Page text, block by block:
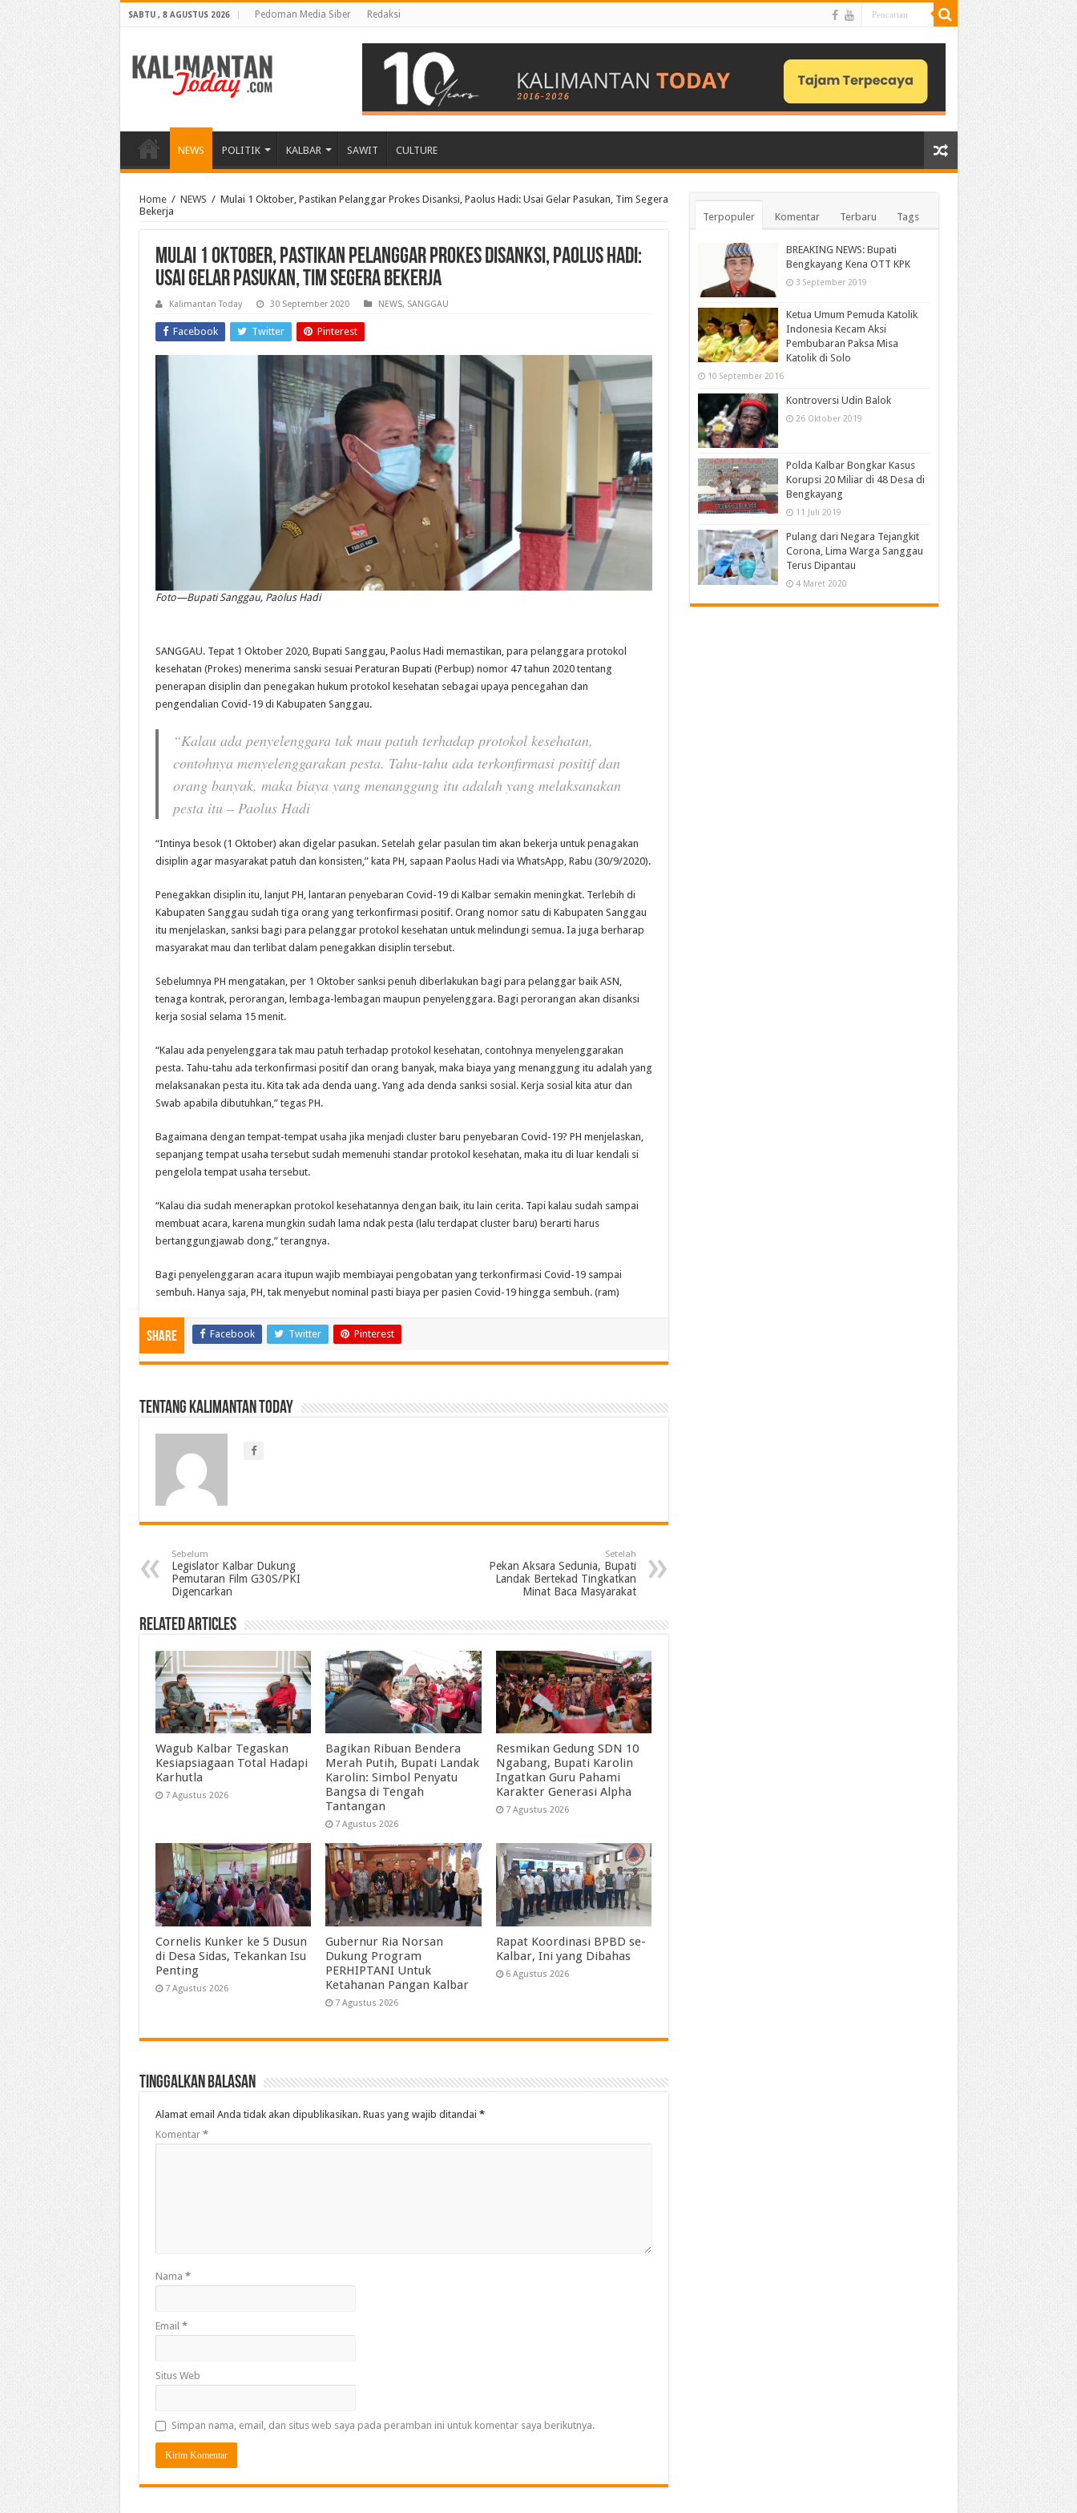
SABTU , 8 AGUSTUS 2026 Pedoman Media Siber Redaksi
NEWS POLITIK KALBAR SAWIT CULTURE
Home / NEWS / Mulai 1 Oktober, Pastikan Pelanggar Prokes Disanksi, Paolus Hadi: Usai Gelar Pasukan, Tim Segera
Bekerja
Mulai 1 Oktober, Pastikan Pelanggar Prokes Disanksi, Paolus Hadi:
Usai Gelar Pasukan, Tim Segera Bekerja
Kalimantan Today 30 September 2020 NEWS, SANGGAU
Facebook Twitter Pinterest
Foto—Bupati Sanggau, Paolus Hadi
SANGGAU. Tepat 1 Oktober 2020, Bupati Sanggau, Paolus Hadi memastikan, para pelanggara protokol
kesehatan (Prokes) menerima sanski sesuai Peraturan Bupati (Perbup) nomor 47 tahun 2020 tentang
penerapan disiplin dan penegakan hukum protokol kesehatan sebagai upaya pencegahan dan
pengendalian Covid-19 di Kabupaten Sanggau.
“Kalau ada penyelenggara tak mau patuh terhadap protokol kesehatan,
contohnya menyelenggarakan pesta. Tahu-tahu ada terkonfirmasi positif dan
orang banyak, maka biaya yang menanggung itu adalah yang melaksanakan
pesta itu – Paolus Hadi
“Intinya besok (1 Oktober) akan digelar pasukan. Setelah gelar pasulan tim akan bekerja untuk penagakan
disiplin agar masyarakat patuh dan konsisten,” kata PH, sapaan Paolus Hadi via WhatsApp, Rabu (30/9/2020).
Penegakkan disiplin itu, lanjut PH, lantaran penyebaran Covid-19 di Kalbar semakin meningkat. Terlebih di
Kabupaten Sanggau sudah tiga orang yang terkonfirmasi positif. Orang nomor satu di Kabupaten Sanggau
itu menjelaskan, sanksi bagi para pelanggar protokol kesehatan untuk melindungi semua. Ia juga berharap
masyarakat mau dan terlibat dalam penegakkan disiplin tersebut.
Sebelumnya PH mengatakan, per 1 Oktober sanksi penuh diberlakukan bagi para pelanggar baik ASN,
tenaga kontrak, perorangan, lembaga-lembagan maupun penyelenggara. Bagi perorangan akan disanksi
kerja sosial selama 15 menit.
“Kalau ada penyelenggara tak mau patuh terhadap protokol kesehatan, contohnya menyelenggarakan
pesta. Tahu-tahu ada terkonfirmasi positif dan orang banyak, maka biaya yang menanggung itu adalah yang
melaksanakan pesta itu. Kita tak ada denda uang. Yang ada denda sanksi sosial. Kerja sosial kita atur dan
Swab apabila dibutuhkan,” tegas PH.
Bagaimana dengan tempat-tempat usaha jika menjadi cluster baru penyebaran Covid-19? PH menjelaskan,
sepanjang tempat usaha tersebut sudah memenuhi standar protokol kesehatan, maka itu di luar kendali si
pengelola tempat usaha tersebut.
“Kalau dia sudah menerapkan protokol kesehatannya dengan baik, itu lain cerita. Tapi kalau sudah sampai
membuat acara, karena mungkin sudah lama ndak pesta (lalu terdapat cluster baru) berarti harus
bertanggungjawab dong,” terangnya.
Bagi penyelenggaran acara itupun wajib membiayai pengobatan yang terkonfirmasi Covid-19 sampai
sembuh. Hanya saja, PH, tak menyebut nominal pasti biaya per pasien Covid-19 hingga sembuh. (ram)
Share Facebook Twitter Pinterest
Tentang Kalimantan Today
Sebelum
Legislator Kalbar Dukung
Pemutaran Film G30S/PKI
Digencarkan
Setelah
Pekan Aksara Sedunia, Bupati
Landak Bertekad Tingkatkan
Minat Baca Masyarakat
Related Articles
Wagub Kalbar Tegaskan
Kesiapsiagaan Total Hadapi
Karhutla
7 Agustus 2026
Bagikan Ribuan Bendera
Merah Putih, Bupati Landak
Karolin: Simbol Penyatu
Bangsa di Tengah
Tantangan
7 Agustus 2026
Resmikan Gedung SDN 10
Ngabang, Bupati Karolin
Ingatkan Guru Pahami
Karakter Generasi Alpha
7 Agustus 2026
Cornelis Kunker ke 5 Dusun
di Desa Sidas, Tekankan Isu
Penting
7 Agustus 2026
Gubernur Ria Norsan
Dukung Program
PERHIPTANI Untuk
Ketahanan Pangan Kalbar
7 Agustus 2026
Rapat Koordinasi BPBD se-
Kalbar, Ini yang Dibahas
6 Agustus 2026
Tinggalkan Balasan
Alamat email Anda tidak akan dipublikasikan. Ruas yang wajib ditandai *
Komentar *
Nama *
Email *
Situs Web
Simpan nama, email, dan situs web saya pada peramban ini untuk komentar saya berikutnya.
Terpopuler Komentar Terbaru Tags
BREAKING NEWS: Bupati
Bengkayang Kena OTT KPK
3 September 2019
Ketua Umum Pemuda Katolik
Indonesia Kecam Aksi
Pembubaran Paksa Misa
Katolik di Solo
10 September 2016
Kontroversi Udin Balok
26 Oktober 2019
Polda Kalbar Bongkar Kasus
Korupsi 20 Miliar di 48 Desa di
Bengkayang
11 Juli 2019
Pulang dari Negara Tejangkit
Corona, Lima Warga Sanggau
Terus Dipantau
4 Maret 2020